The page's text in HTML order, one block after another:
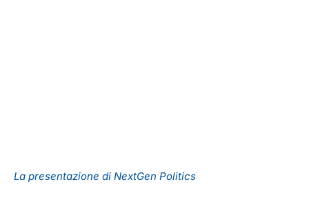
La presentazione di NextGen Politics